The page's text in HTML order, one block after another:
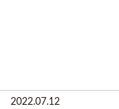
2022.07.12